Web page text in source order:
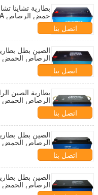
حمض الرصاص AGM VRLA، بطارية SLA
اتصل بنا
الرصاص الحمض AGM بطارية VRLA بطارية SLA
اتصل بنا
الرصاص الحمض AGM بطارية VRLA بطارية SLA
اتصل بنا
الرصاص الحمض AGM بطارية VRLA بطارية SLA
اتصل بنا
الرصاص الحمض AGM بطارية VRLA بطارية SLA